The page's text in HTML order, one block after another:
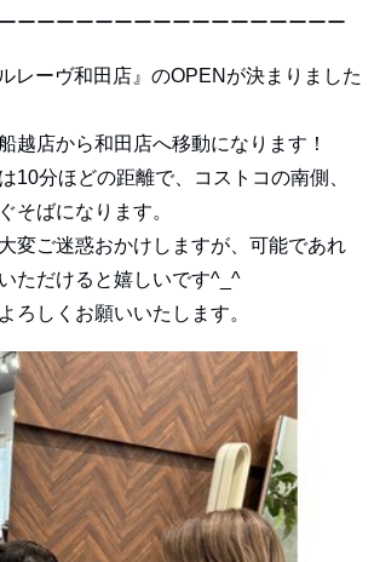
ーーーーーーーーーーーーーーーーー
レーヴ和田店』のOPENが決まりました
越店から和田店へ移動になります！
10分ほどの距離で、コストコの南側、
そばになります。
変ご迷惑おかけしますが、可能であれ
ただけると嬉しいです^_^
ろしくお願いいたします。